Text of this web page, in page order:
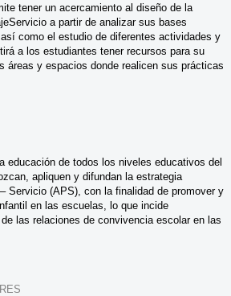
tener un acercamiento al diseño de la
a partir de analizar sus bases
como el estudio de diferentes actividades y
a los estudiantes tener recursos para su
áreas y espacios donde realicen sus prácticas
educación de todos los niveles educativos del
apliquen y difundan la estrategia
Servicio (APS), con la finalidad de promover y
en las escuelas, lo que incide
las relaciones de convivencia escolar en las